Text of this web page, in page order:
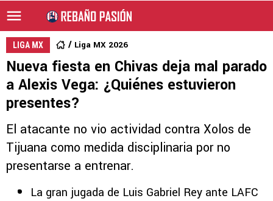
LIGA MX Liga MX 2026
Nueva fiesta en Chivas deja mal parado
a Alexis Vega: ¿Quiénes estuvieron
presentes?
El atacante no vio actividad contra Xolos de
Tijuana como medida disciplinaria por no
presentarse a entrenar.
La gran jugada de Luis Gabriel Rey ante LAFC